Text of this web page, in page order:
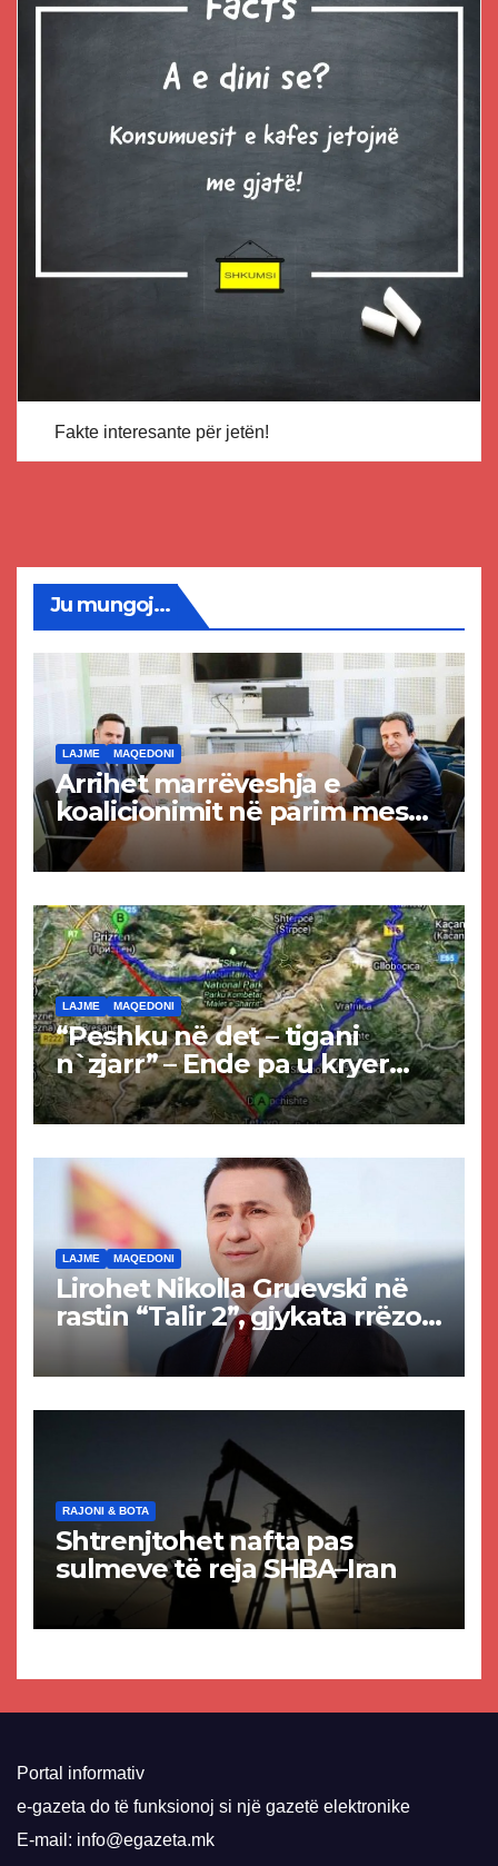
Fakte interesante për jetën!
Ju mungoj...
LAJME MAQEDONI
Arrihet marrëveshja e
koalicionimit në parim mes
Kurtit dhe Abdixhikut
LAJME MAQEDONI
“Peshku në det – tigani
n`zjarr” – Ende pa u kryer
projekti i tunelit, komuna e
Tetovës nis punimet për
LAJME MAQEDONI
Lirohet Nikolla Gruevski në
rastin “Talir 2”, gjykata rrëzon
akuzat për ndërtimin e
paligjshëm të selisë së
RAJONI & BOTA
Shtrenjtohet nafta pas
sulmeve të reja SHBA–Iran
Portal informativ
e-gazeta do të funksionoj si një gazetë elektronike
E-mail: info@egazeta.mk